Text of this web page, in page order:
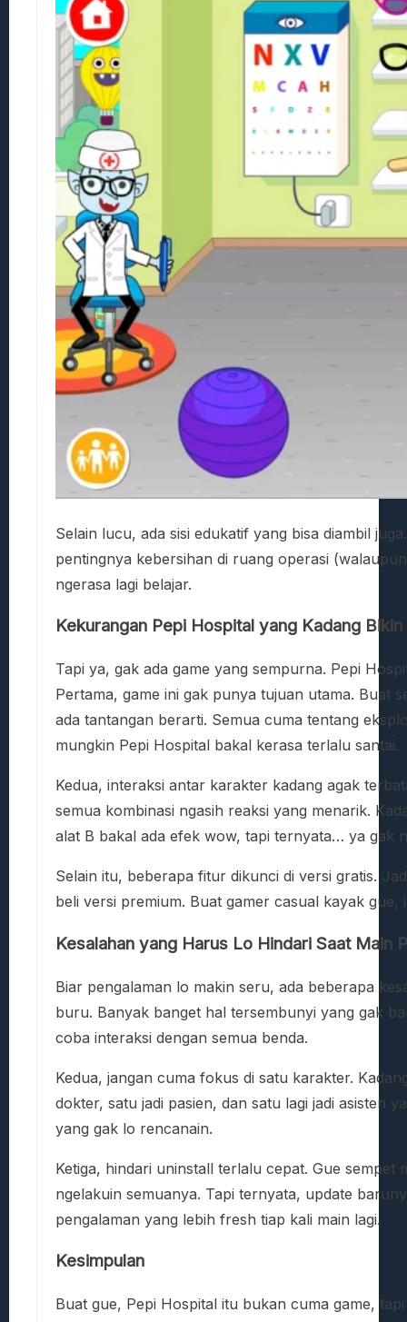
Selain lucu, ada sisi edukatif yang bisa diambil
pentingnya kebersihan di ruang operasi
ngerasa lagi belajar.
Kekurangan Pepi Hospital yang Kadang
Tapi ya, gak ada game yang sempurna. Pepi
Pertama, game ini gak punya tujuan utama. Buat
ada tantangan berarti. Semua cuma tentang
mungkin Pepi Hospital bakal kerasa terlalu santai.
Kedua, interaksi antar karakter kadang agak
semua kombinasi ngasih reaksi yang menarik.
alat B bakal ada efek wow, tapi ternyata… ya gak
Selain itu, beberapa fitur dikunci di versi gratis.
beli versi premium. Buat gamer casual kayak
Kesalahan yang Harus Lo Hindari Saat Main
Biar pengalaman lo makin seru, ada beberapa
buru. Banyak banget hal tersembunyi yang gak
coba interaksi dengan semua benda.
Kedua, jangan cuma fokus di satu karakter.
dokter, satu jadi pasien, dan satu lagi jadi asisten
yang gak lo rencanain.
Ketiga, hindari uninstall terlalu cepat. Gue
ngelakuin semuanya. Tapi ternyata, update
pengalaman yang lebih fresh tiap kali main lagi.
Kesimpulan
Buat gue, Pepi Hospital itu bukan cuma game,